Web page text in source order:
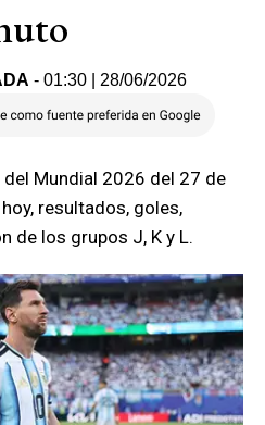
- 01:30 | 28/06/2026
del Mundial 2026 del 27 de
resultados, goles,
de los grupos J, K y L.